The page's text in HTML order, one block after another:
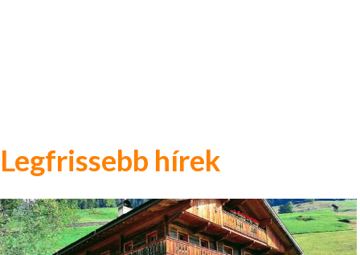
Legfrissebb hírek